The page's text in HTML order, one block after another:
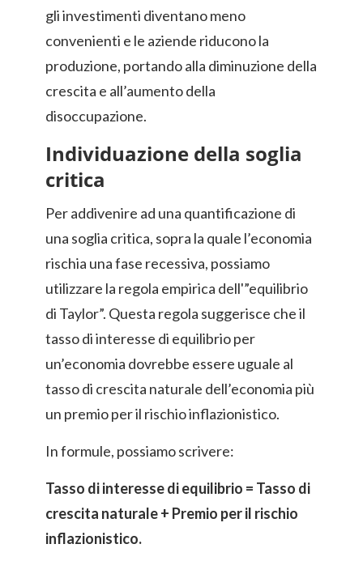
gli investimenti diventano meno
convenienti e le aziende riducono la
produzione, portando alla diminuzione della
crescita e all’aumento della
disoccupazione.
Individuazione della soglia
critica
Per addivenire ad una quantificazione di
una soglia critica, sopra la quale l’economia
rischia una fase recessiva, possiamo
utilizzare la regola empirica dell'”equilibrio
di Taylor”. Questa regola suggerisce che il
tasso di interesse di equilibrio per
un’economia dovrebbe essere uguale al
tasso di crescita naturale dell’economia più
un premio per il rischio inflazionistico.
In formule, possiamo scrivere:
Tasso di interesse di equilibrio = Tasso di
crescita naturale + Premio per il rischio
inflazionistico.